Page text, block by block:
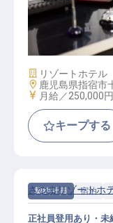
フロント / 正
施設業態
リゾートホテル
勤務地
鹿児島県指宿市
給与
月給／250,000
キープする
契約社員 宿泊
さつまリゾートホ
正社員登用あり・未